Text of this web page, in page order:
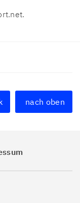
nach oben